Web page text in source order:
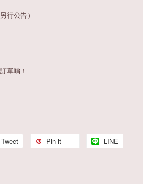
行公告）
單唷！
Tweet Pin it LINE